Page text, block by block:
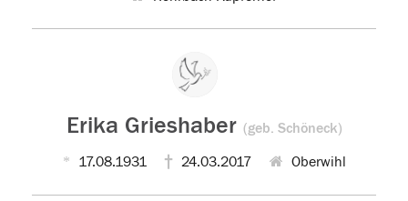
Erika Grieshaber (geb. Schöneck)
17.08.1931 24.03.2017 Oberwihl